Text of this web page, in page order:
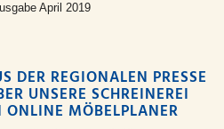
April 2019
DER REGIONALEN PRESSE
UNSERE SCHREINEREI
MÖBELPLANER